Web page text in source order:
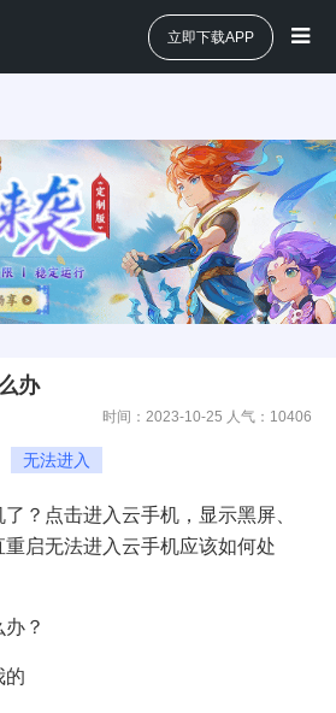
立即下载APP
办
时间：2023-10-25 人气： 10406
无法进入
？点击进入云手机，显示黑屏、
启无法进入云手机应该如何处
？
的